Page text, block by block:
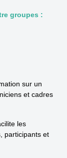
groupes :
sur un
et cadres
les
participants et